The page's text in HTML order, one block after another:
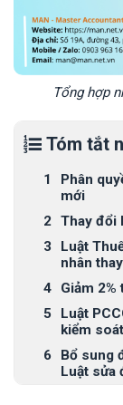
Tổng hợp
Tóm tắt
Phân
mới
Thay đổi
Luật
nhân
Giảm 2%
Luật
kiểm
Bổ sung
Luật sửa